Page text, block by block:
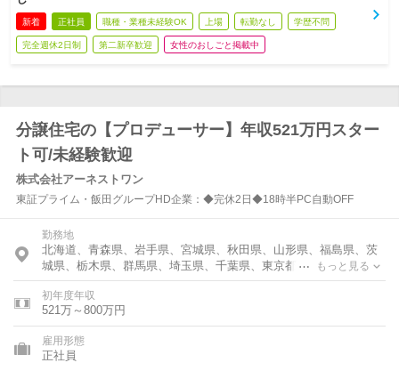
新着 正社員 職種・業種未経験OK 上場 転勤なし 学歴不問
完全週休2日制 第二新卒歓迎 女性のおしごと掲載中
分譲住宅の【プロデューサー】年収521万円スター
ト可/未経験歓迎
株式会社アーネストワン
東証プライム・飯田グループHD企業：◆完休2日◆18時半PC自動OFF
勤務地
北海道、青森県、岩手県、宮城県、秋田県、山形県、福島県、茨
城県、栃木県、群馬県、埼玉県、千葉県、東京都、神奈川県、富
山県、石川県、福井県、新潟県、山梨県、長野県、岐阜県、静岡
県、愛知県、三重県、滋賀県、京都府、大阪府、兵庫県、奈良
県、和歌山県、鳥取県、島根県、岡山県、広島県、山口県、徳島
県、香川県、愛媛県、高知県、福岡県、佐賀県、長崎県、熊本
県、大分県、宮崎県、鹿児島県、沖縄県
もっと見る
初年度年収
521万～800万円
雇用形態
正社員